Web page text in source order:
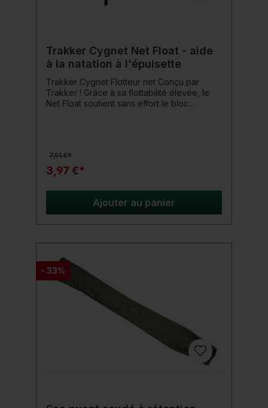
Trakker Cygnet Net Float - aide
à la natation à l'épuisette
Trakker Cygnet Flotteur net Conçu par
Trakker ! Grâce à sa flottabilité élevée, le
Net Float soutient sans effort le bloc
sécurisée. D'une longueur d'environ 30 cm,
le Net Float est un équipement
indispensable pour tout pêcheur. Détails du
produit: Longueur : environ 30 cm Bande
élastique à fixer s'adapte à la plupart des
durable
7,91 €*
3,97 €*
Ajouter au panier
- 33%